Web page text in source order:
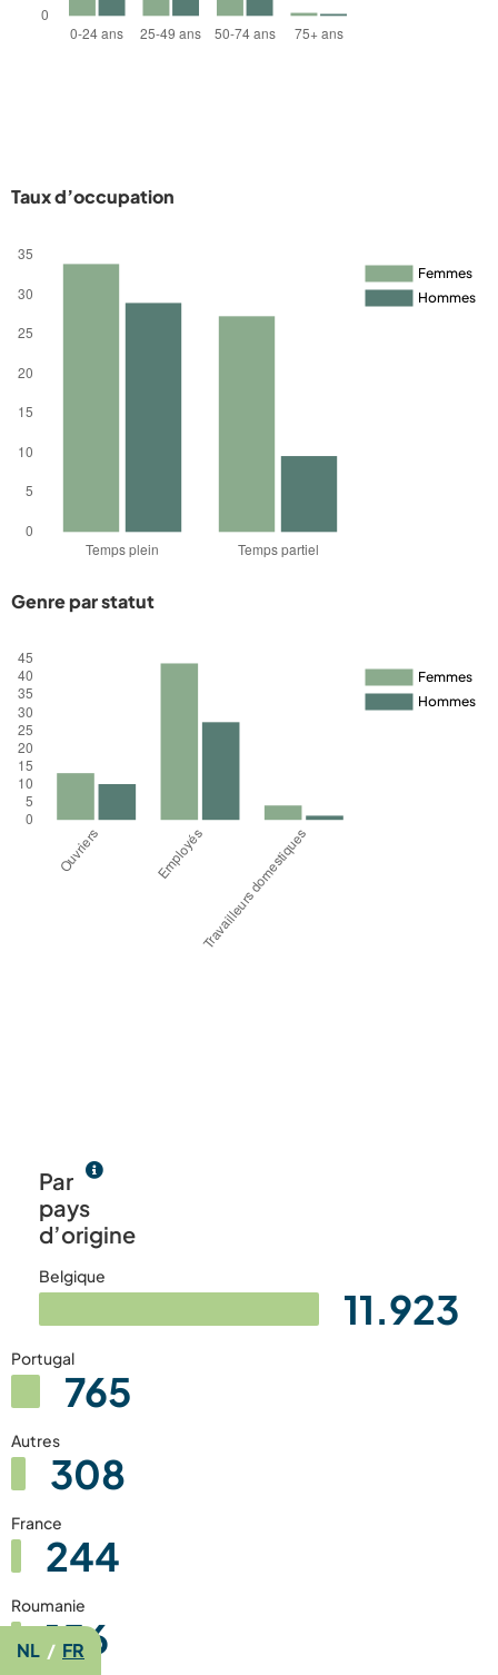
Taux d’occupation
Genre par statut
Par
pays
d’origine
Belgique
11.923
Portugal
765
Autres
308
France
244
Roumanie
156
NL / FR